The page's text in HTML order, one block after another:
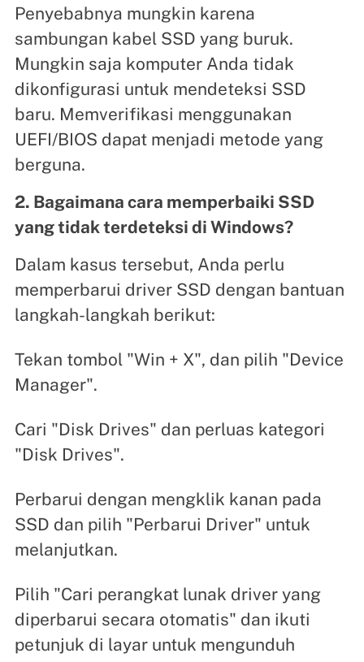
Penyebabnya mungkin karena
sambungan kabel SSD yang buruk.
Mungkin saja komputer Anda tidak
dikonfigurasi untuk mendeteksi SSD
baru. Memverifikasi menggunakan
UEFI/BIOS dapat menjadi metode yang
berguna.
2. Bagaimana cara memperbaiki SSD
yang tidak terdeteksi di Windows?
Dalam kasus tersebut, Anda perlu
memperbarui driver SSD dengan bantuan
langkah-langkah berikut:
Tekan tombol "Win + X", dan pilih "Device
Manager".
Cari "Disk Drives" dan perluas kategori
"Disk Drives".
Perbarui dengan mengklik kanan pada
SSD dan pilih "Perbarui Driver" untuk
melanjutkan.
Pilih "Cari perangkat lunak driver yang
diperbarui secara otomatis" dan ikuti
petunjuk di layar untuk mengunduh